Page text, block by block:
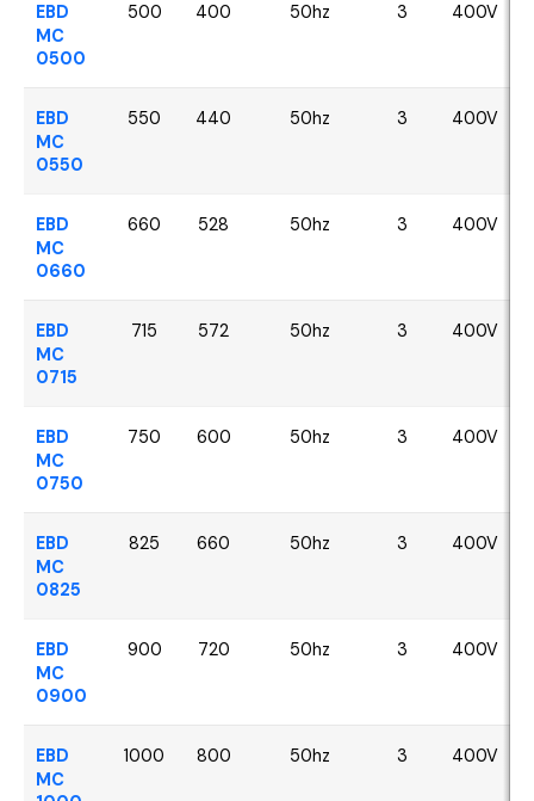
EBD
MC
0500
500 400 50hz 3 400V
EBD
MC
0550
550 440 50hz 3 400V
EBD
MC
0660
660 528 50hz 3 400V
EBD
MC
0715
715 572 50hz 3 400V
EBD
MC
0750
750 600 50hz 3 400V
EBD
MC
0825
825 660 50hz 3 400V
EBD
MC
0900
900 720 50hz 3 400V
EBD
MC
1000 800 50hz 3 400V